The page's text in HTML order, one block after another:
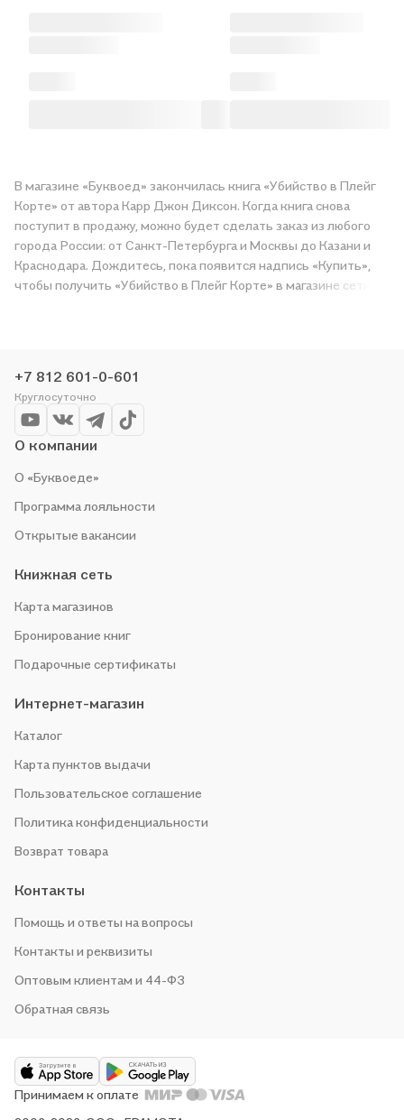
В магазине «Буквоед» закончилась книга «Убийство в Плейг
Корте» от автора Карр Джон Диксон. Когда книга снова
поступит в продажу, можно будет сделать заказ из любого
города России: от Санкт-Петербурга и Москвы до Казани и
Краснодара. Дождитесь, пока появится надпись «Купить»,
чтобы получить «Убийство в Плейг Корте» в магазине сети
выгоду!
+7 812 601-0-601
Круглосуточно
О компании
О «Буквоеде»
Программа лояльности
Открытые вакансии
Книжная сеть
Карта магазинов
Бронирование книг
Подарочные сертификаты
Интернет-магазин
Каталог
Карта пунктов выдачи
Пользовательское соглашение
Политика конфиденциальности
Возврат товара
Контакты
Помощь и ответы на вопросы
Контакты и реквизиты
Оптовым клиентам и 44-ФЗ
Обратная связь
Принимаем к оплате